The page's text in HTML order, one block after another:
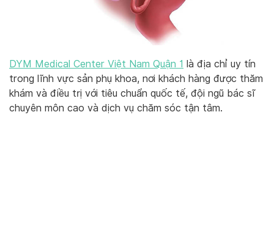
DYM Medical Center Việt Nam Quận 1 là địa chỉ uy tín
trong lĩnh vực sản phụ khoa, nơi khách hàng được thăm
khám và điều trị với tiêu chuẩn quốc tế, đội ngũ bác sĩ
chuyên môn cao và dịch vụ chăm sóc tận tâm.